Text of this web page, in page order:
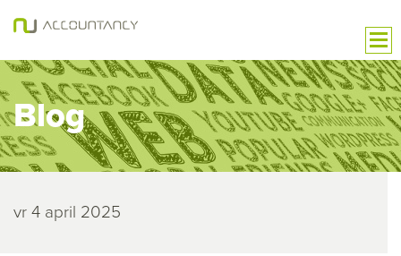
Blog
vr 4 april 2025